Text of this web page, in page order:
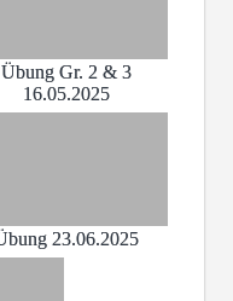
Übung Gr. 2 & 3
16.05.2025
23.06.2025